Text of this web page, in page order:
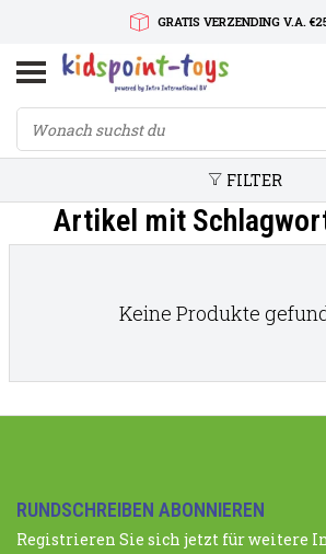
GRATIS VERZENDING V.A.
SNELLE LEVERTIJD
SERVICE OP MAAT
FILTER
Artikel mit
Keine Produkte
RUNDSCHREIBEN ABONNIEREN
Registrieren Sie sich jetzt für weitere